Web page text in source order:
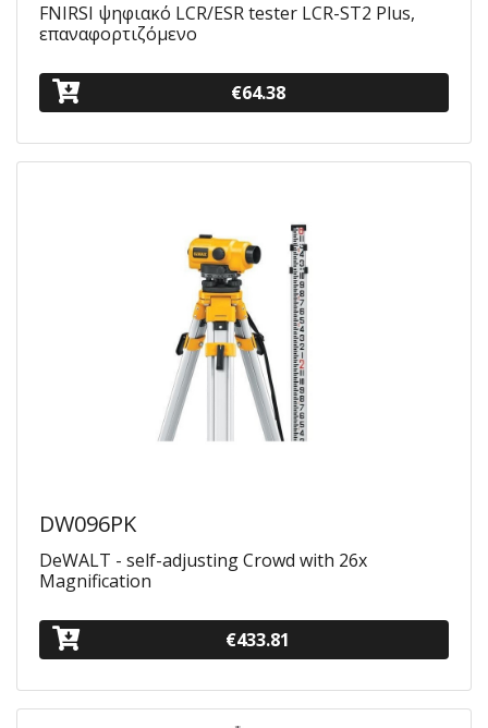
FNIRSI ψηφιακό LCR/ESR tester LCR-ST2 Plus,
επαναφορτιζόμενο
€64.38
DW096PK
DeWALT - self-adjusting Crowd with 26x
Magnification
€433.81